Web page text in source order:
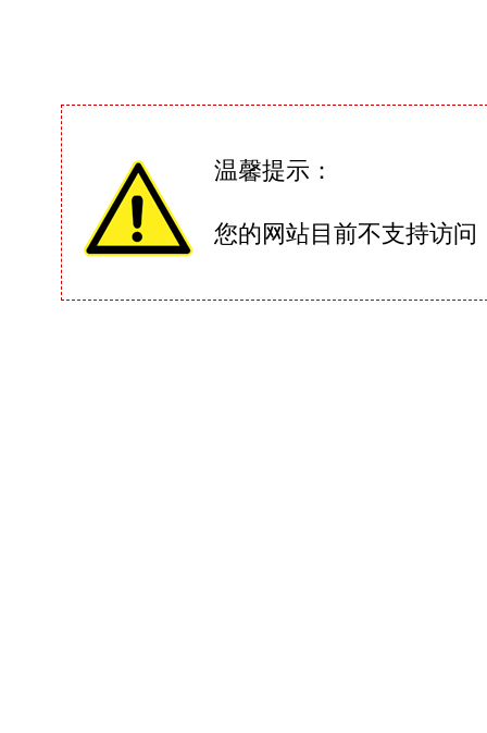
温馨提示：
您的网站目前不支持访